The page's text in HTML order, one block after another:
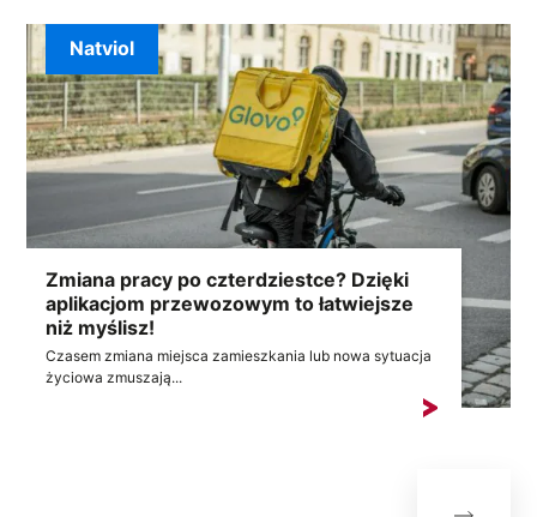
Zmiana pracy po czterdziestce? Dzięki
aplikacjom przewozowym to łatwiejsze
niż myślisz!
Czasem zmiana miejsca zamieszkania lub nowa sytuacja
życiowa zmuszają...
Natviol